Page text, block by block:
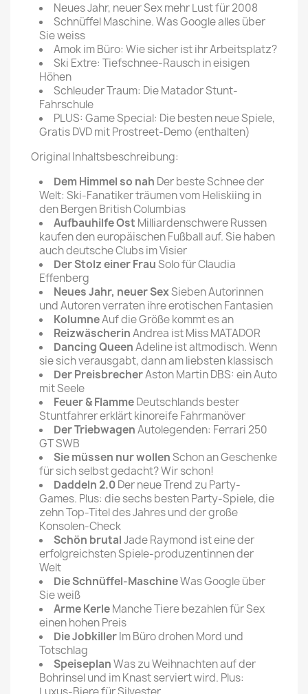
Neues Jahr, neuer Sex mehr Lust für 2008
Schnüffel Maschine. Was Google alles über
Sie weiss
Amok im Büro: Wie sicher ist ihr Arbeitsplatz?
Ski Extre: Tiefschnee-Rausch in eisigen
Höhen
Schleuder Traum: Die Matador Stunt-
Fahrschule
PLUS: Game Special: Die besten neue Spiele,
Gratis DVD mit Prostreet-Demo (enthalten)
Original Inhaltsbeschreibung:
Dem Himmel so nah Der beste Schnee der
Welt: Ski-Fanatiker träumen vom Heliskiing in
den Bergen British Columbias
Aufbauhilfe Ost Milliardenschwere Russen
kaufen den europäischen Fußball auf. Sie haben
auch deutsche Clubs im Visier
Der Stolz einer FrauSolo für Claudia
Effenberg
Neues Jahr, neuer SexSieben Autorinnen
und Autoren verraten ihre erotischen Fantasien
KolumneAuf die Größe kommt es an
ReizwäscherinAndrea ist Miss MATADOR
Dancing QueenAdeline ist altmodisch. Wenn
sie sich verausgabt, dann am liebsten klassisch
Der PreisbrecherAston Martin DBS: ein Auto
mit Seele
Feuer & FlammeDeutschlands bester
Stuntfahrer erklärt kinoreife Fahrmanöver
Der TriebwagenAutolegenden: Ferrari 250
GT SWB
Sie müssen nur wollenSchon an Geschenke
für sich selbst gedacht? Wir schon!
Daddeln 2.0Der neue Trend zu Party-
Games. Plus: die sechs besten Party-Spiele, die
zehn Top-Titel des Jahres und der große
Konsolen-Check
Schön brutalJade Raymond ist eine der
erfolgreichsten Spiele-produzentinnen der
Welt
Die Schnüffel-MaschineWas Google über
Sie weiß
Arme KerleManche Tiere bezahlen für Sex
einen hohen Preis
Die JobkillerIm Büro drohen Mord und
Totschlag
SpeiseplanWas zu Weihnachten auf der
Bohrinsel und im Knast serviert wird. Plus: